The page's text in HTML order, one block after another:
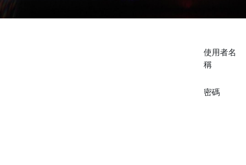
使用者名
稱
密碼